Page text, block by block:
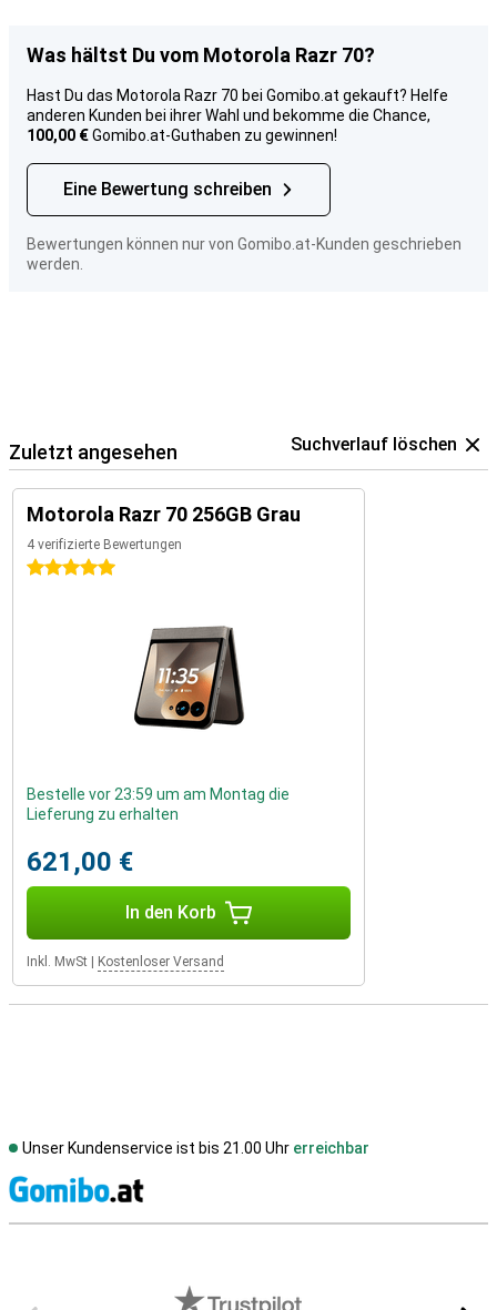
Was hältst Du vom Motorola Razr 70?
Hast Du das Motorola Razr 70 bei Gomibo.at gekauft? Helfe
anderen Kunden bei ihrer Wahl und bekomme die Chance,
100,00 €Gomibo.at-Guthaben zu gewinnen!
Eine Bewertung schreiben
Bewertungen können nur von Gomibo.at-Kunden geschrieben
werden.
Zuletzt angesehen Suchverlauf löschen
Motorola Razr 70 256GB Grau
4 verifizierte Bewertungen
5 Sterne
Bestelle vor 23:59 um am Montag die
Lieferung zu erhalten
621,00 €
In den Korb
Inkl. MwSt Kostenloser Versand
Unser Kundenservice ist bis 21.00 Uhr erreichbar